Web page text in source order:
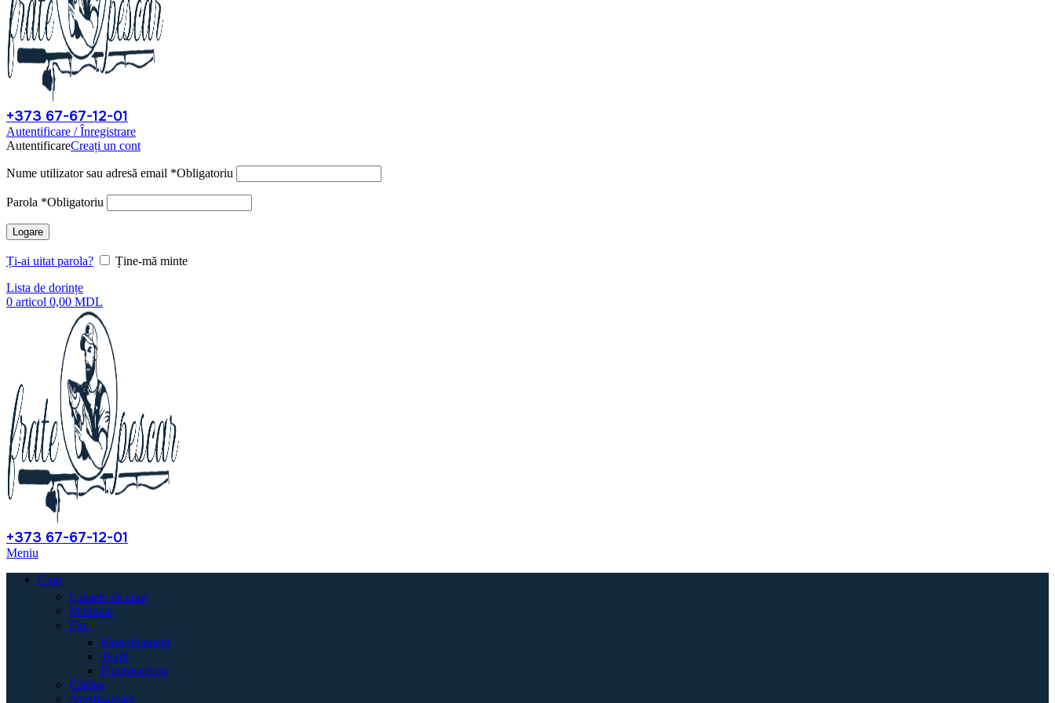
+373 67-67-12-01
Autentificare / Înregistrare
AutentificareCreați un cont
Nume utilizator sau adresă email *Obligatoriu
Parola *Obligatoriu
Logare
Ți-ai uitat parola?
Ține-mă minte
Lista de dorințe
0 articol 0,00 MDL
+373 67-67-12-01
Meniu
Crap
Lansete de crap
Mulinete
Fire
Monofilament
Textil
Fluorocarbon
Cârlige
Avertizatoare